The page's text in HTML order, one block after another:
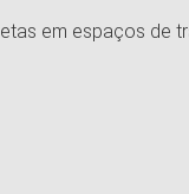
em espaços de